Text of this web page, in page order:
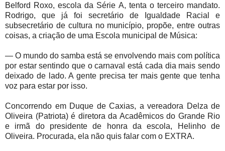
Belford Roxo, escola da Série A, tenta o terceiro mandato.
Rodrigo, que já foi secretário de Igualdade Racial e
subsecretário de cultura no município, propõe, entre outras
coisas, a criação de uma Escola municipal de Música:
— O mundo do samba está se envolvendo mais com política
por estar sentindo que o carnaval está cada dia mais sendo
deixado de lado. A gente precisa ter mais gente que tenha
voz para estar por isso.
Concorrendo em Duque de Caxias, a vereadora Delza de
Oliveira (Patriota) é diretora da Acadêmicos do Grande Rio
e irmã do presidente de honra da escola, Helinho de
Oliveira. Procurada, ela não quis falar com o EXTRA.